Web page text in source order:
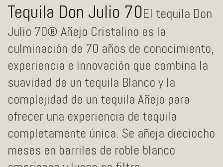
Tequila Don Julio 70El tequila Don
Julio 70® Añejo Cristalino es la
culminación de 70 años de conocimiento,
experiencia e innovación que combina la
suavidad de un tequila Blanco y la
complejidad de un tequila Añejo para
ofrecer una experiencia de tequila
completamente única. Se añeja dieciocho
meses en barriles de roble blanco